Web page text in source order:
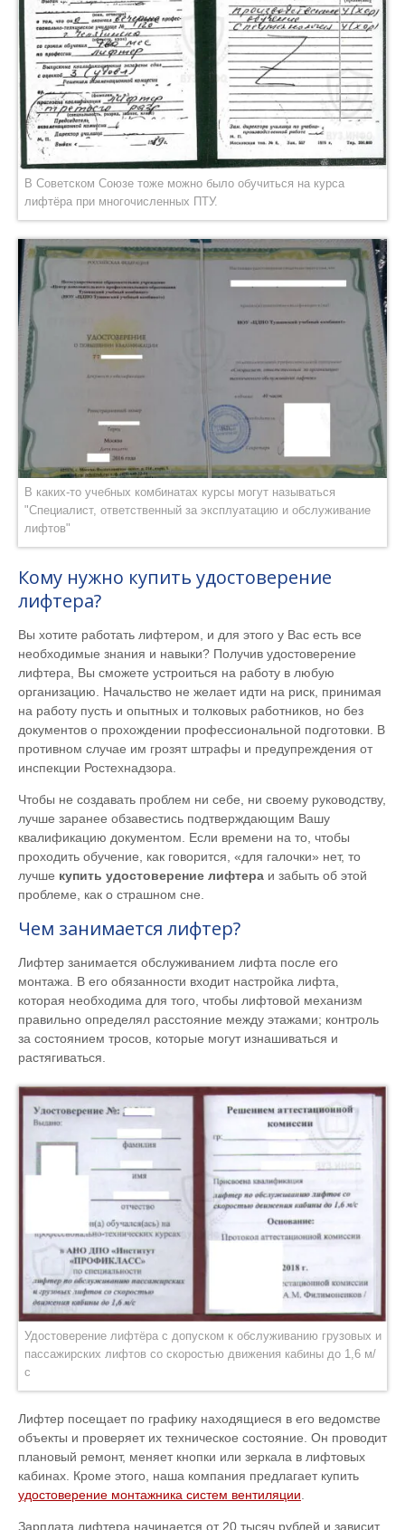
В Советском Союзе тоже можно было обучиться на курса
лифтёра при многочисленных ПТУ.
В каких-то учебных комбинатах курсы могут называться
"Специалист, ответственный за эксплуатацию и обслуживание
лифтов"
Кому нужно купить удостоверение
лифтера?
Вы хотите работать лифтером, и для этого у Вас есть все
необходимые знания и навыки? Получив удостоверение
лифтера, Вы сможете устроиться на работу в любую
организацию. Начальство не желает идти на риск, принимая
на работу пусть и опытных и толковых работников, но без
документов о прохождении профессиональной подготовки. В
противном случае им грозят штрафы и предупреждения от
инспекции Ростехнадзора.
Чтобы не создавать проблем ни себе, ни своему руководству,
лучше заранее обзавестись подтверждающим Вашу
квалификацию документом. Если времени на то, чтобы
проходить обучение, как говорится, «для галочки» нет, то
лучше купить удостоверение лифтера и забыть об этой
проблеме, как о страшном сне.
Чем занимается лифтер?
Лифтер занимается обслуживанием лифта после его
монтажа. В его обязанности входит настройка лифта,
которая необходима для того, чтобы лифтовой механизм
правильно определял расстояние между этажами; контроль
за состоянием тросов, которые могут изнашиваться и
растягиваться.
Удостоверение лифтёра с допуском к обслуживанию грузовых и
пассажирских лифтов со скоростью движения кабины до 1,6 м/
с
Лифтер посещает по графику находящиеся в его ведомстве
объекты и проверяет их техническое состояние. Он проводит
плановый ремонт, меняет кнопки или зеркала в лифтовых
кабинах. Кроме этого, наша компания предлагает купить
удостоверение монтажника систем вентиляции
Зарплата лифтера начинается от 20 тысяч рублей и зависит